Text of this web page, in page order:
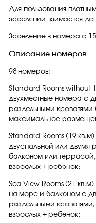
Для пользования
заселении взимается
Заселение в номера с
Описание номеров
98 номеров:
Standard Rooms without
двухместные номера с
раздельными
максимальное
Standard Rooms (19
двуспальной или двумя
балконом или
взрослых + ребенок;
Sea View Rooms (21
на море и балконом с
раздельными
взрослых + ребенок;